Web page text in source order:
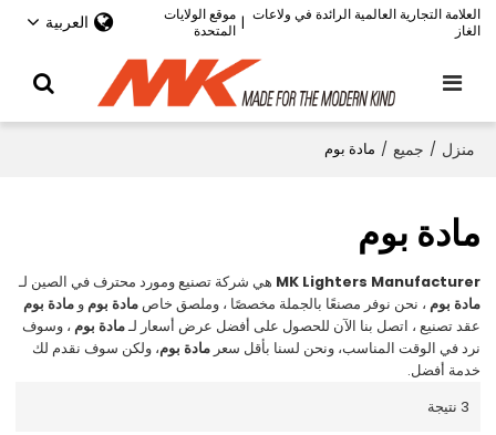
العلامة التجارية العالمية الرائدة في ولاعات
الغاز
| موقع الولايات
المتحدة
العربية
منزل / جميع / مادة بوم
مادة بوم
MK Lighters Manufacturer هي شركة تصنيع ومورد محترف في الصين لـ
مادة بوم ، نحن نوفر مصنعًا بالجملة مخصصًا ، وملصق خاصمادة بوم ومادة بوم
عقد تصنيع ، اتصل بنا الآن للحصول على أفضل عرض أسعار لـمادة بوم ، وسوف
نرد في الوقت المناسب، ونحن لسنا بأقل سعرمادة بوم، ولكن سوف نقدم لك
خدمة أفضل.
3 نتيجة